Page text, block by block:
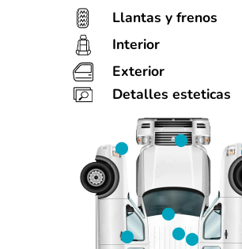
Llantas y frenos
90%
50%
0%
Interior
Muy bien estado
Exterior
Varios detalles
• Facia trasera
• Cofre
Detalles esteticas